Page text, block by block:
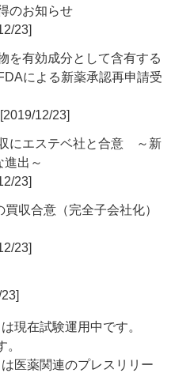
のお知らせ
23]
を有効成分として含有する
による新薬承認再申請受
[2019/12/23]
にエステベ社と合意 ～新
進出～
23]
収合意（完全子会社化）
23]
現在試験運用中です。
。
医薬関連のプレスリリー